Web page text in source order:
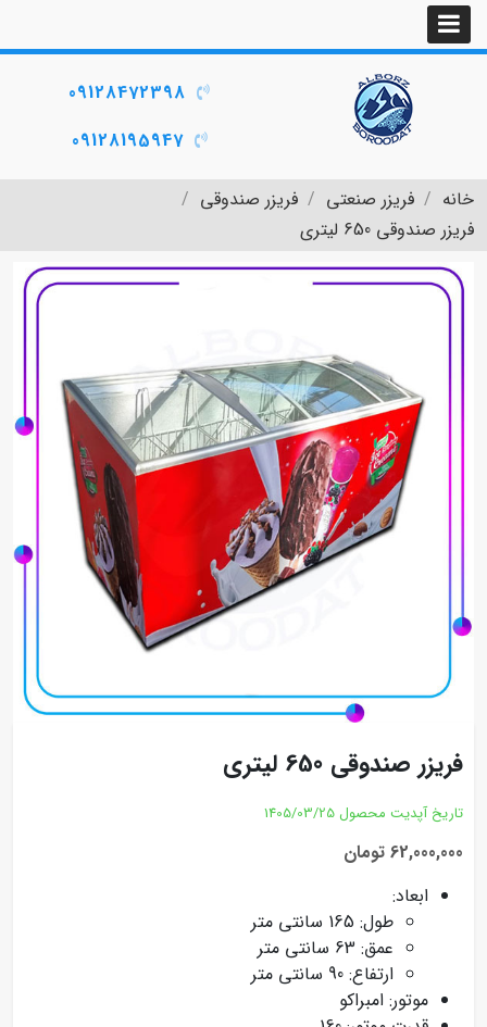
09128472398
09128195947
خانه فریزر صنعتی
فریزر صندوقی
فریزر صندوقی 650 لیتری
فریزر صندوقی 650 لیتری
تاریخ آپدیت محصول 1405/03/25
62,000,000 تومان
ابعاد:
طول: 165 سانتی متر
عمق: 63 سانتی متر
ارتفاع: 90 سانتی متر
موتور: امبراکو